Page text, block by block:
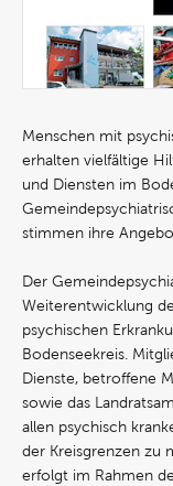
Menschen mit
erhalten vielfältige
und Diensten im
stimmen ihre
Der
Weiterentwicklung
psychischen
Bodenseekreis.
Dienste, betroffene
sowie das
allen psychisch
der Kreisgrenzen zu
erfolgt im Rahmen